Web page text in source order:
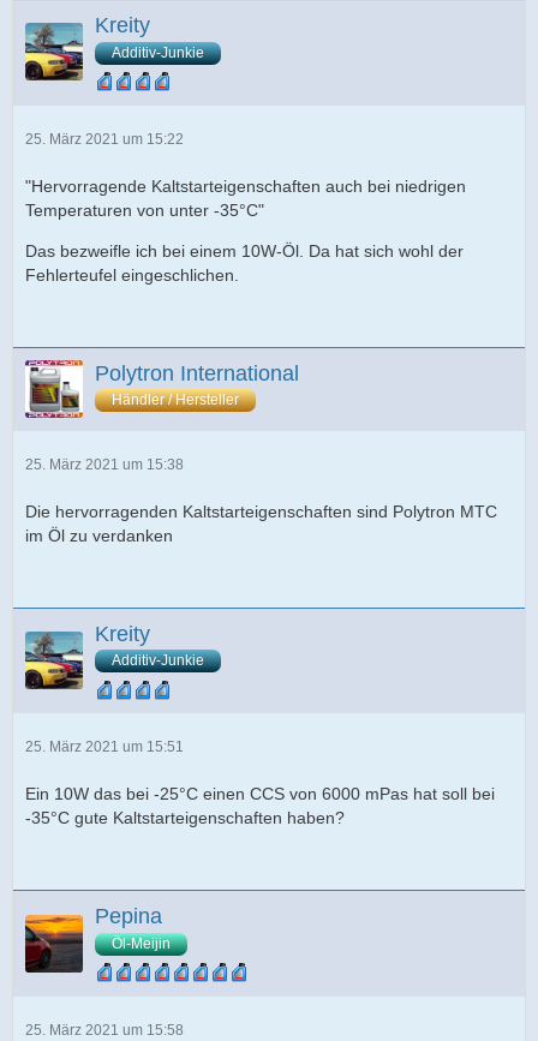
Kreity
Additiv-Junkie
25. März 2021 um 15:22
"Hervorragende Kaltstarteigenschaften auch bei niedrigen
Temperaturen von unter -35°C"
Das bezweifle ich bei einem 10W-Öl. Da hat sich wohl der
Fehlerteufel eingeschlichen.
Polytron International
Händler / Hersteller
25. März 2021 um 15:38
Die hervorragenden Kaltstarteigenschaften sind Polytron MTC
im Öl zu verdanken
Kreity
Additiv-Junkie
25. März 2021 um 15:51
Ein 10W das bei -25°C einen CCS von 6000 mPas hat soll bei
-35°C gute Kaltstarteigenschaften haben?
Pepina
Öl-Meijin
25. März 2021 um 15:58